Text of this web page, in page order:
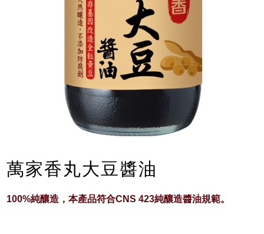
萬家香丸大豆醬油
100%純釀造，本產品符合CNS 423純釀造醬油規範。